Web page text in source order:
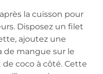
la cuisson pour
Disposez un filet
ajoutez une
de mangue sur le
de coco à côté. Cette